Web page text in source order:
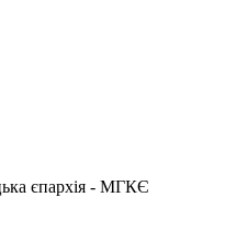
єпархія - МГКЄ